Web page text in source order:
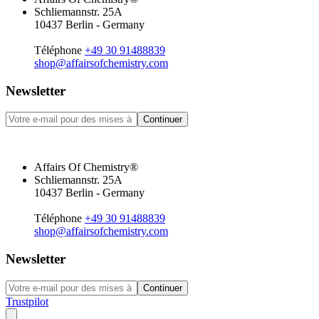
Schliemannstr. 25A
10437 Berlin - Germany
Téléphone +49 30 91488839
shop@affairsofchemistry.com
Newsletter
Continuer
Affairs Of Chemistry®
Schliemannstr. 25A
10437 Berlin - Germany
Téléphone +49 30 91488839
shop@affairsofchemistry.com
Newsletter
Continuer
Trustpilot